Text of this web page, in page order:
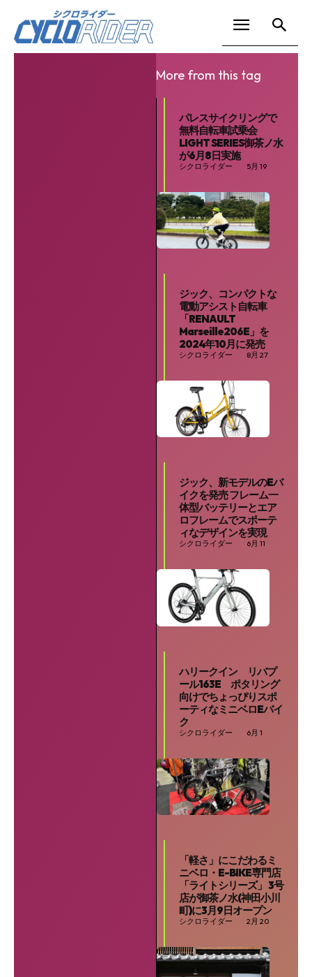
More from this tag
パレスサイクリングで
無料自転車試乗会
LIGHT SERIES御茶ノ水
が6月8日実施
シクロライダー 5月 19
ジック、コンパクトな
電動アシスト自転車
「RENAULT
Marseille206E」を
2024年10月に発売
シクロライダー 8月 27
ジック、新モデルのEバ
イクを発売 フレーム一
体型バッテリーとエア
ロフレームでスポーテ
ィなデザインを実現
シクロライダー 6月 11
ハリークイン リバプ
ール163E ポタリング
向けでちょっぴりスポ
ーティなミニベロEバイ
ク
シクロライダー 6月 1
「軽さ」にこだわるミ
ニベロ・E-BIKE専門店
「ライトシリーズ」 3号
店が御茶ノ水(神田小川
町)に3月9日オープン
シクロライダー 2月 20